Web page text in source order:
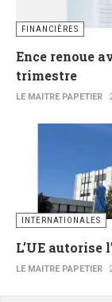
FINANCIÈRES
Ence renoue
trimestre
LE MAITRE PAPETIER
INTERNATIONALES
L’UE autorise
LE MAITRE PAPETIER